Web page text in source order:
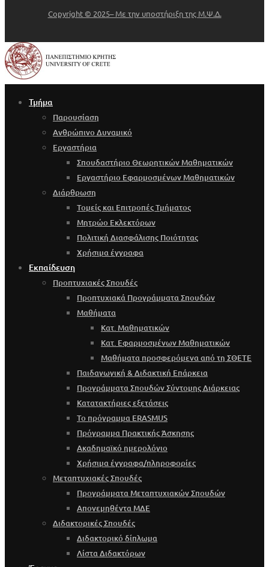
Copyright © 2025– Με την υποστήριξη της Μ.Ψ.Δ.
Τμήμα
Παρουσίαση
Ανθρώπινο Δυναμικό
Εργαστήρια
Σπουδαστήριο Θεωρητικών Μαθηματικών
Εργαστήριο Εφαρμοσμένων Μαθηματικών
Διάρθρωση
Τομείς και Επιτροπές Τμήματος
Μητρώο Εκλεκτόρων
Πολιτική Διασφάλισης Ποιότητας
Χρήσιμα έγγραφα
Εκπαίδευση
Προπτυχιακές Σπουδές
Προπτυχιακά Προγράμματα Σπουδών
Μαθήματα
Κατ. Μαθηματικών
Κατ. Εφαρμοσμένων Μαθηματικών
Μαθήματα προσφερόμενα από τη ΣΘΕΤΕ
Παιδαγωγική & Διδακτική Επάρκεια
Προγράμματα Σπουδών Σύντομης Διάρκειας
Κατατακτήριες εξετάσεις
Το πρόγραμμα ERASMUS
Πρόγραμμα Πρακτικής Άσκησης
Ακαδημαϊκό ημερολόγιο
Χρήσιμα έγγραφα/πληροφορίες
Μεταπτυχιακές Σπουδές
Προγράμματα Μεταπτυχιακών Σπουδών
Απονεμηθέντα ΜΔΕ
Διδακτορικές Σπουδές
Διδακτορικό δίπλωμα
Λίστα Διδακτόρων